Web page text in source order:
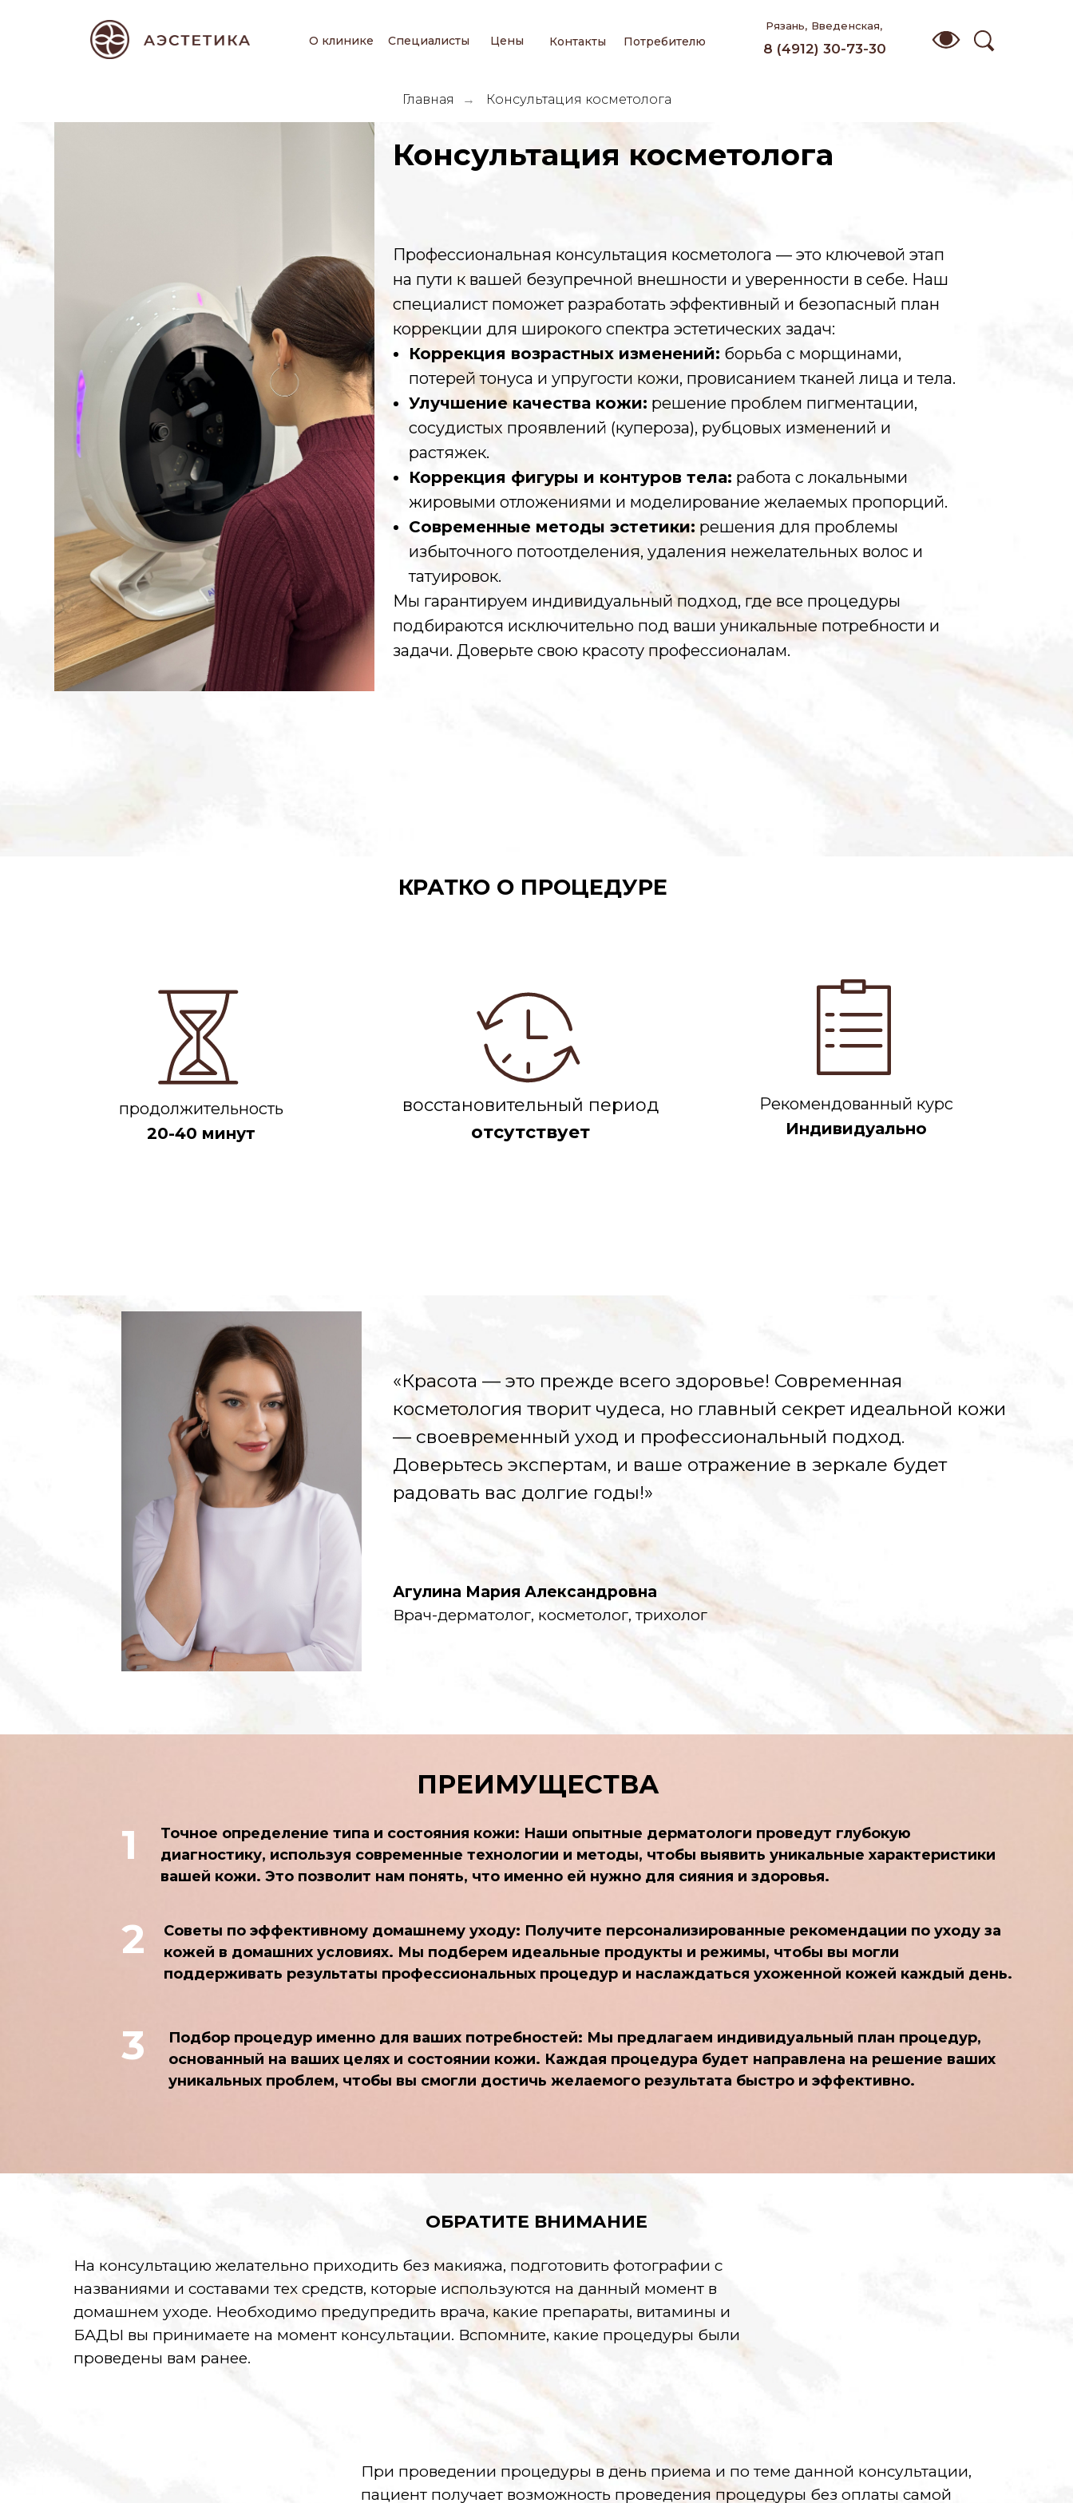
О клинике Контакты
Цены
Специалисты
Рязань, Введенская,
8 (4912) 30-73-30
8 (4912) 30-73-30
Потребителю
Главная → Консультация косметолога
Консультация косметолога
Профессиональная консультация косметолога — это ключевой этап
на пути к вашей безупречной внешности и уверенности в себе. Наш
специалист поможет разработать эффективный и безопасный план
коррекции для широкого спектра эстетических задач:
Коррекция возрастных изменений: борьба с морщинами,
потерей тонуса и упругости кожи, провисанием тканей лица и тела.
Улучшение качества кожи: решение проблем пигментации,
сосудистых проявлений (купероза), рубцовых изменений и
растяжек.
Коррекция фигуры и контуров тела: работа с локальными
жировыми отложениями и моделирование желаемых пропорций.
Современные методы эстетики: решения для проблемы
избыточного потоотделения, удаления нежелательных волос и
татуировок.
Мы гарантируем индивидуальный подход, где все процедуры
подбираются исключительно под ваши уникальные потребности и
задачи. Доверьте свою красоту профессионалам.
КРАТКО О ПРОЦЕДУРЕ
восстановительный период
отсутствует
продолжительность
20-40 минут
Рекомендованный курс
Индивидуально
«Красота — это прежде всего здоровье! Современная
косметология творит чудеса, но главный секрет идеальной кожи
— своевременный уход и профессиональный подход.
Доверьтесь экспертам, и ваше отражение в зеркале будет
радовать вас долгие годы!»
Агулина Мария Александровна
Врач-дерматолог, косметолог, трихолог
ПРЕИМУЩЕСТВА
2
3
1
Точное определение типа и состояния кожи: Наши опытные дерматологи проведут глубокую
диагностику, используя современные технологии и методы, чтобы выявить уникальные характеристики
вашей кожи. Это позволит нам понять, что именно ей нужно для сияния и здоровья.
Советы по эффективному домашнему уходу: Получите персонализированные рекомендации по уходу за
кожей в домашних условиях. Мы подберем идеальные продукты и режимы, чтобы вы могли
поддерживать результаты профессиональных процедур и наслаждаться ухоженной кожей каждый день.
Подбор процедур именно для ваших потребностей: Мы предлагаем индивидуальный план процедур,
основанный на ваших целях и состоянии кожи. Каждая процедура будет направлена на решение ваших
уникальных проблем, чтобы вы смогли достичь желаемого результата быстро и эффективно.
ОБРАТИТЕ ВНИМАНИЕ
На консультацию желательно приходить без макияжа, подготовить фотографии с
названиями и составами тех средств, которые используются на данный момент в
домашнем уходе. Необходимо предупредить врача, какие препараты, витамины и
БАДЫ вы принимаете на момент консультации. Вспомните, какие процедуры были
проведены вам ранее.
При проведении процедуры в день приема и по теме данной консультации,
пациент получает возможность проведения процедуры без оплаты самой